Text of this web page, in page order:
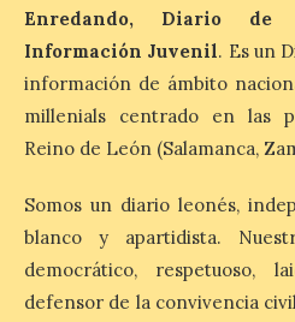
6 Ago 2026
Desde junio de
aerolínea ha
vuelos con
superará los
pasajeros y los 1.000 vuelos
Este mes de agosto
frecuencias semanales y, este
Enredando, Diario
Información Juvenil. Es un
información de ámbito
millenials centrado en las
Reino de León (Salamanca,
Somos un diario leonés,
blanco y apartidista.
democrático, respetuoso,
defensor de la convivencia